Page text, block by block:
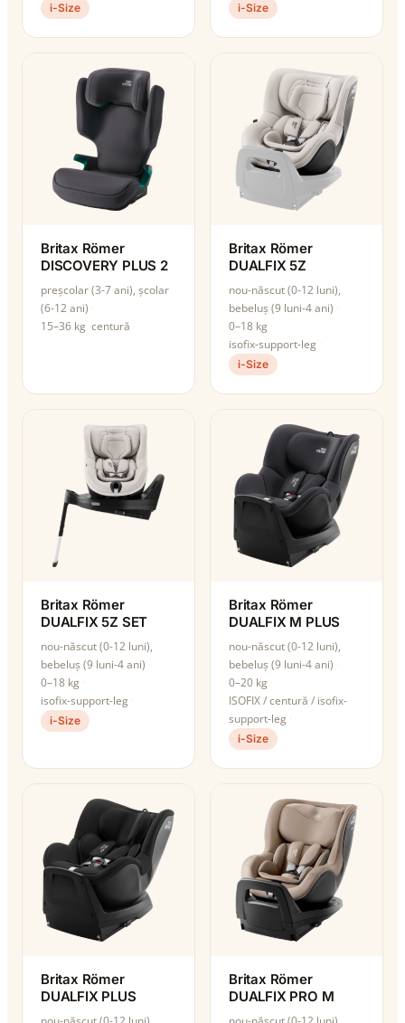
i-Size i-Size
Britax Römer
DISCOVERY PLUS 2
preșcolar (3-7 ani), școlar
(6-12 ani)
15–36 kg centură
Britax Römer
DUALFIX 5Z
nou-născut (0-12 luni),
bebeluș (9 luni-4 ani)
0–18 kg
isofix-support-leg
i-Size
Britax Römer
DUALFIX 5Z SET
nou-născut (0-12 luni),
bebeluș (9 luni-4 ani)
0–18 kg
isofix-support-leg
i-Size
Britax Römer
DUALFIX M PLUS
nou-născut (0-12 luni),
bebeluș (9 luni-4 ani)
0–20 kg
ISOFIX / centură / isofix-
support-leg
i-Size
Britax Römer
DUALFIX PLUS
Britax Römer
DUALFIX PRO M